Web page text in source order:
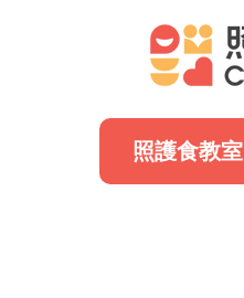
照護食教室